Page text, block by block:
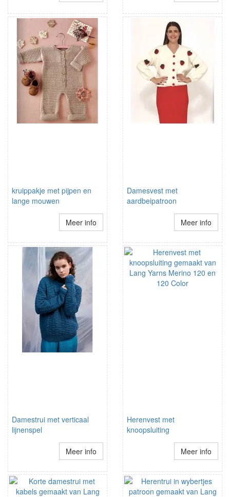
kruippakje met pijpen en
lange mouwen
Meer info
Damesvest met
aardbeipatroon
Meer info
Damestrui met verticaal
lijnenspel
Meer info
Herenvest met
knoopsluiting
Meer info